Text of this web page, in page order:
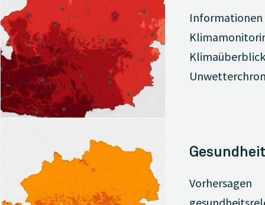
Informationen
Vorhersagen